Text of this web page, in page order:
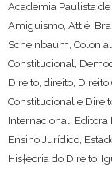
Academia Paulista
Amiguismo, Attié,
Scheinbaum,
Constitucional,
Direito, direito, Direito
Constitucional e
Internacional, Editora
Ensino Jurídico,
His†eoria do Direito,